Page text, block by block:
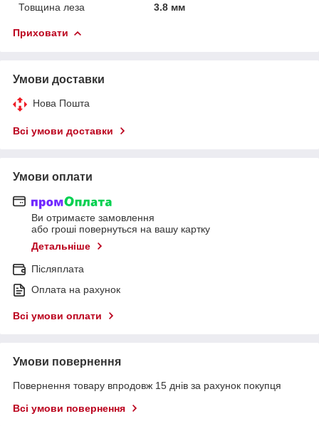
Товщина леза
3.8 мм
Приховати
Умови доставки
Нова Пошта
Всі умови доставки
Умови оплати
Ви отримаєте замовлення
або гроші повернуться на вашу картку
Детальніше
Післяплата
Оплата на рахунок
Всі умови оплати
Умови повернення
Повернення товару впродовж 15 днів за рахунок покупця
Всі умови повернення